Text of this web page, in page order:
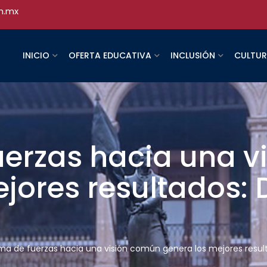
INICIO OFERTA EDUCATIVA INCLUSIÓN
hacia una
resultados:
de fuerzas hacia una visión común genera los mejores